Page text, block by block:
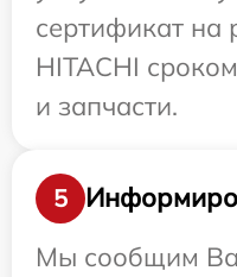
сертификат на
HITACHI
и запчасти.
5
Мы сообщим